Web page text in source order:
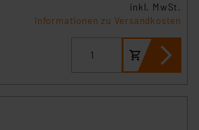
inkl. MwSt.
Informationen zu Versandkosten